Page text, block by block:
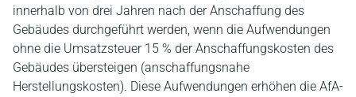
innerhalb von drei Jahren nach der Anschaffung des
Gebäudes durchgeführt werden, wenn die Aufwendungen
ohne die Umsatzsteuer 15 % der Anschaffungskosten des
Gebäudes übersteigen (anschaffungsnahe
Herstellungskosten). Diese Aufwendungen erhöhen die AfA-